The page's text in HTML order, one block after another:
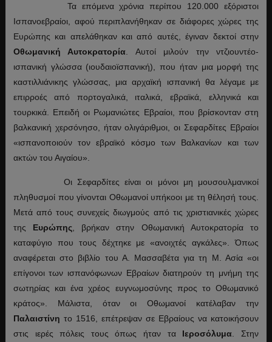
Τα επόμενα χρόνια περίπου 120.000 εξόριστοι
Ισπανοεβραίοι, αφού περιπλανήθηκαν σε διάφορες χώρες της
Ευρώπης και απελάθηκαν και από αυτές, έγιναν δεκτοί στην
Οθωμανική Αυτοκρατορία . Αυτοί μιλούν την ντζιουντέο-
ισπανική γλώσσα (ιουδαιοϊσπανική), που ήταν μια μορφή της
καστιλλιάνικης γλώσσας, μια αρχαϊκή ισπανική θα λέγαμε με
επιρροές από πορτογαλικά, ιταλικά, εβραϊκά, ελληνικά και
τουρκικά. Επειδή οι Ρωμανιώτες Εβραίοι, που βρίσκονταν στη
βαλκανική χερσόνησο, ήταν ολιγάριθμοι, οι Σεφαρδίτες Εβραίοι
«ισπανοποιούν τον εβραϊκό κόσμο των Βαλκανίων και των
ακτών του Αιγαίου».
Οι Σεφαρδίτες είναι οι μόνοι μη μουσουλμανικοί
πληθυσμοί που γίνονται Οθωμανοί υπήκοοι με τη θέλησή τους.
Μετά από τους συνεχείς διωγμούς από τις χριστιανικές χώρες
της Ευρώπης , βρήκαν στην Οθωμανική Αυτοκρατορία το
καταφύγιο που τους δέχτηκε με «ανοιχτές αγκάλες». Όπως
αναφέρεται στο βιβλίο του Α. Μασσαβέτα για τη Μ. Ασία «οι
επίγονοι των ισπανόφωνων Εβραίων διατηρούν τη μνήμη της
σωτηρίας και ένα χρέος ευγνωμοσύνης προς το Οθωμανικό
κράτος». Μάλιστα, όταν οι Οθωμανοί κατέλαβαν την
Παλαιστίνη το 1516, επέτρεψαν σε Εβραίους να κατοικήσουν
στις ιερές πόλεις τους όπως ήταν τα Ιεροσόλυμα . Στην